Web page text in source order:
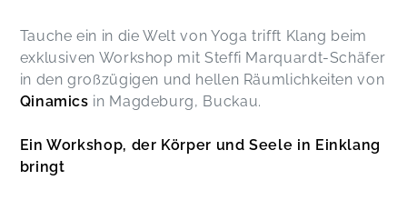
wohlwollende Atmosphäre untereinander. Es fiel
mir leicht anzukommen und mich auf das
Geschehen einzulassen. Große Empfehlung!
Vielen Dank für Euer Engagement! Lisa :)
Es war eine sehr schöne Erfahrung und ein
Tauche ein in die Welt von Yoga trifft Klang beim
exklusiven Workshop mit Steffi Marquardt-Schäfer
in den großzügigen und hellen Räumlichkeiten von
Qinamics in Magdeburg, Buckau.
Ein Workshop, der Körper und Seele in Einklang
bringt